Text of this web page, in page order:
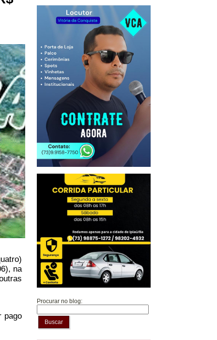
na
pago
Procurar no blog:
Buscar